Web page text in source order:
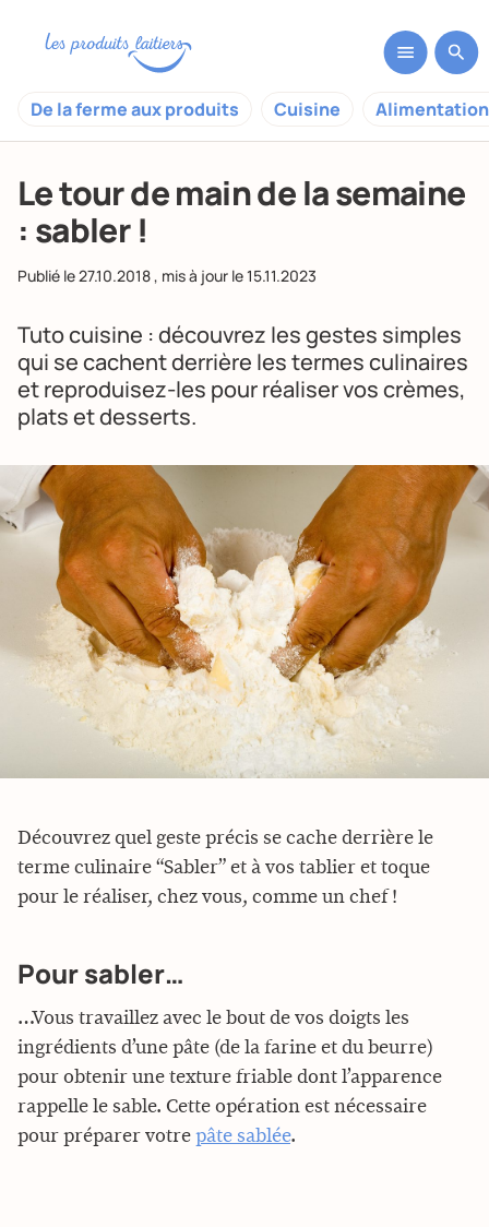
De la ferme aux produits Cuisine
Le tour de main de la semaine
: sabler !
Publié le27.10.2018, mis à jour le15.11.2023
Tuto cuisine : découvrez les gestes simples
qui se cachent derrière les termes culinaires
et reproduisez-les pour réaliser vos crèmes,
plats et desserts.
Découvrez quel geste précis se cache derrière le
terme culinaire “Sabler” et à vos tablier et toque
pour le réaliser, chez vous, comme un chef !
Pour sabler…
…Vous travaillez avec le bout de vos doigts les
ingrédients d’une pâte (de la farine et du beurre)
pour obtenir une texture friable dont l’apparence
rappelle le sable. Cette opération est nécessaire
pour préparer votre pâte sablée.